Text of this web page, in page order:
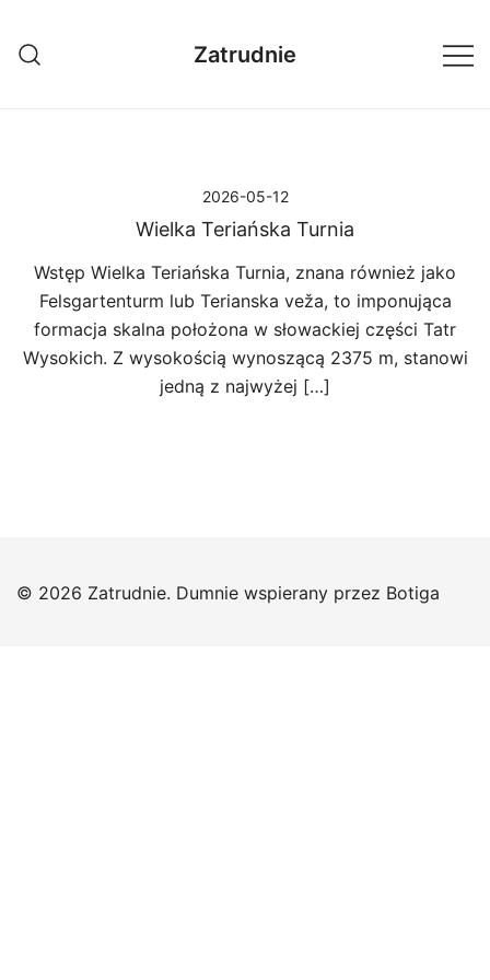
treści
Zatrudnie
2026-05-12
Wielka Teriańska Turnia
Wstęp Wielka Teriańska Turnia, znana również jako
Felsgartenturm lub Terianska veža, to imponująca
formacja skalna położona w słowackiej części Tatr
Wysokich. Z wysokością wynoszącą 2375 m, stanowi
jedną z najwyżej […]
© 2026 Zatrudnie. Dumnie wspierany przez Botiga